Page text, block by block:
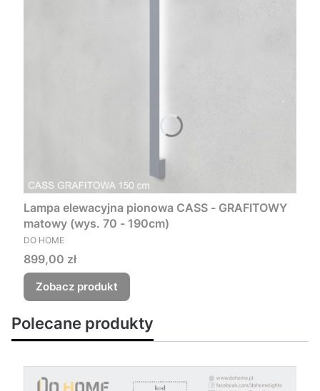
Lampa elewacyjna pionowa CASS - GRAFITOWY
matowy (wys. 70 - 190cm)
PRODUCENT
DO HOME
Cena
899,00 zł
Zobacz produkt
Polecane produkty